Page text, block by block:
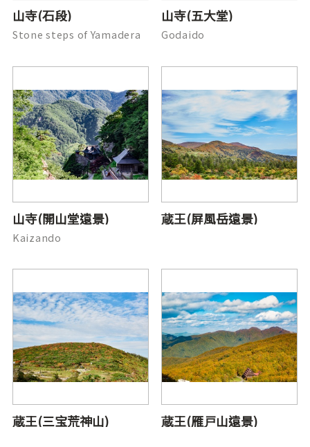
山寺(石段)
Stone steps of Yamadera
山寺(五大堂)
Godaido
山寺(開山堂遠景)
Kaizando
蔵王(屏風岳遠景)
蔵王(三宝荒神山) 蔵王(雁戸山遠景)